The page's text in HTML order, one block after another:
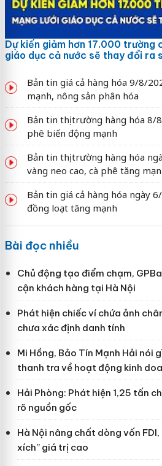
Dự kiến giảm hơn 17.000 trường
giáo dục cả nước sẽ thay đổi ra
Bản tin giá cả hàng hóa 9/8/
mạnh, nông sản phân hóa
Bản tin thị trường hàng hóa 8/
phê biến động mạnh
Bản tin thị trường hàng hóa
vàng neo cao, cà phê tăng
Bản tin giá cả hàng hóa ngày
đồng loạt tăng mạnh
Bài đọc nhiều
Chủ động tạo điểm chạm,
cận khách hàng tại Hà Nội
Phát hiện chiếc ví chứa ảnh
chưa xác định danh tính
Mi Hồng, Bảo Tín Mạnh Hải nói
thanh tra về hoạt động kinh
Hải Phòng: Phát hiện 1,25 tấn
rõ nguồn gốc
Hà Nội nâng chất dòng vốn
xích” giá trị cao